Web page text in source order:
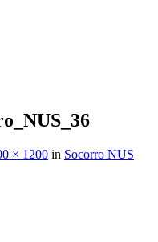
× 1200 in Socorro NUS